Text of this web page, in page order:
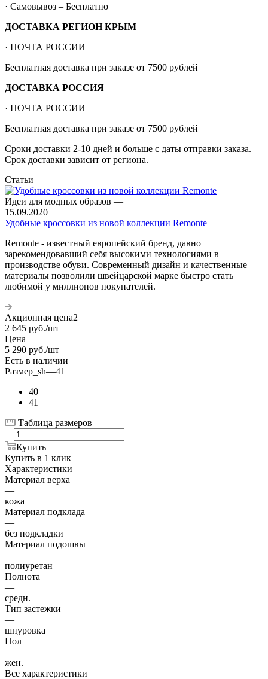
· Самовывоз – Бесплатно
ДОСТАВКА РЕГИОН КРЫМ
· ПОЧТА РОССИИ
Бесплатная доставка при заказе от 7500 рублей
ДОСТАВКА РОССИЯ
· ПОЧТА РОССИИ
Бесплатная доставка при заказе от 7500 рублей
Сроки доставки 2-10 дней и больше с даты отправки заказа.
Срок доставки зависит от региона.
Статьи
Идеи для модных образов —
15.09.2020
Удобные кроссовки из новой коллекции Remonte
Remonte - известный европейский бренд, давно
зарекомендовавший себя высокими технологиями в
производстве обуви. Современный дизайн и качественные
материалы позволили швейцарской марке быстро стать
любимой у миллионов покупателей.
Акционная цена2
2 645 руб./шт
Цена
5 290 руб./шт
Есть в наличии
Размер_sh—41
40
41
Таблица размеров
Купить
Купить в 1 клик
Характеристики
Материал верха
—
кожа
Материал подклада
—
без подкладки
Материал подошвы
—
полиуретан
Полнота
—
средн.
Тип застежки
—
шнуровка
Пол
—
жен.
Все характеристики